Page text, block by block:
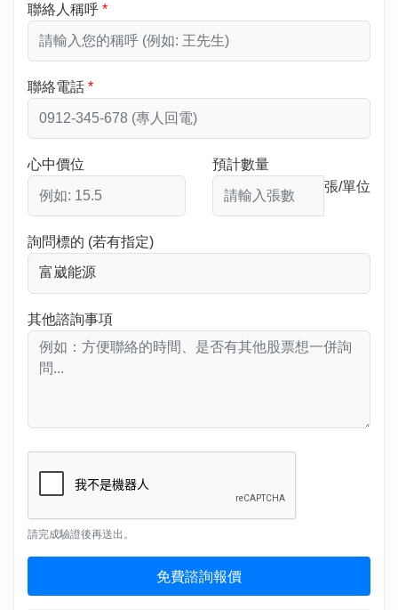
聯絡人稱呼
聯絡電話
心中價位
預計數量
張/單位
詢問標的 (若有指定)
其他諮詢事項
請完成驗證後再送出。
免費諮詢報價